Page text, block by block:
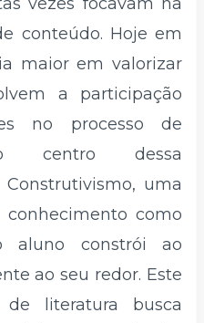
conteúdo. Hoje em
maior em valorizar
a participação
no processo de
centro dessa
uma
como
aluno constrói ao
ao seu redor. Este
literatura busca